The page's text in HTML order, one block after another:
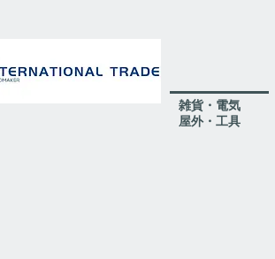
​雑貨・電気
​屋外・工具